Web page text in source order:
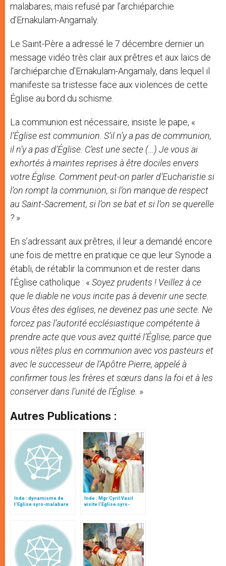
malabares, mais refusé par l’archiéparchie
d’Ernakulam-Angamaly.
Le Saint-Père a adressé le 7 décembre dernier un
message vidéo très clair aux prêtres et aux laïcs de
l’archiéparchie d’Ernakulam-Angamaly, dans lequel il
manifeste sa tristesse face aux violences de cette
Église au bord du schisme.
La communion est nécessaire, insiste le pape, «
l’Église est communion. S’il n’y a pas de communion,
il n’y a pas d’Église. C’est une secte (…) Je vous ai
exhortés à maintes reprises à être dociles envers
votre Église. Comment peut-on parler d’Eucharistie si
l’on rompt la communion, si l’on manque de respect
au Saint-Sacrement, si l’on se bat et si l’on se querelle
? »
En s’adressant aux prêtres, il leur a demandé encore
une fois de mettre en pratique ce que leur Synode a
établi, de rétablir la communion et de rester dans
l’Église catholique : « Soyez prudents ! Veillez à ce
que le diable ne vous incite pas à devenir une secte.
Vous êtes des églises, ne devenez pas une secte. Ne
forcez pas l’autoritéecclésiastique compétenteà
prendre acte que vous avez quitté l’Église, parce que
vous n’êtes plus en communion avec vos pasteurs et
avec lesuccesseur de l’Apôtre Pierre, appelé à
confirmer tous les frères et sœurs dans la foi et à les
conserver dans l’unité de l’Église. »
Autres Publications :
Inde : dynamisme de
l'Eglise syro-malabare
Inde : Mgr Cyril Vasil
visite l’Eglise syro-